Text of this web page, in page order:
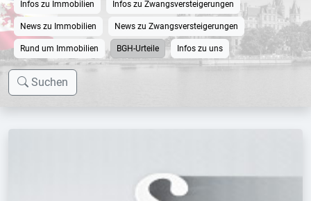
Infos zu Immobilien Infos zu Zwangsversteigerungen
News zu Immobilien News zu Zwangsversteigerungen
Rund um Immobilien BGH-Urteile Infos zu uns
Suchen